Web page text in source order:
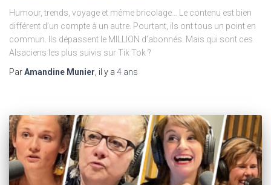
Humour, trends, voyage et même bricolage… Le contenu est bien
différent d’un compte à un autre. Pourtant, ils ont tous un point en
commun. Ils dépassent le MILLION d’abonnés. Mais qui sont ces
Alsaciens les plus suivis sur Tik Tok ?
ParAmandine Munier , il y a 4 ans